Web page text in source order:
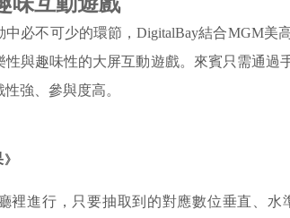
必不可少的環節，DigitalBay結合MGM美
性與趣味性的大屏互動遊戲。來賓只需通過
強、參與度高。
》
裡進行，只要抽取到的對應數位垂直、水